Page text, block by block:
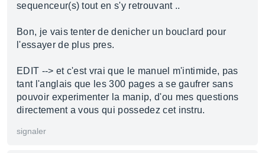
sequenceur(s) tout en s'y retrouvant ..
Bon, je vais tenter de denicher un bouclard pour
l'essayer de plus pres.
EDIT --> et c'est vrai que le manuel m'intimide, pas
tant l'anglais que les 300 pages a se gaufrer sans
pouvoir experimenter la manip, d'ou mes questions
directement a vous qui possedez cet instru.
signaler